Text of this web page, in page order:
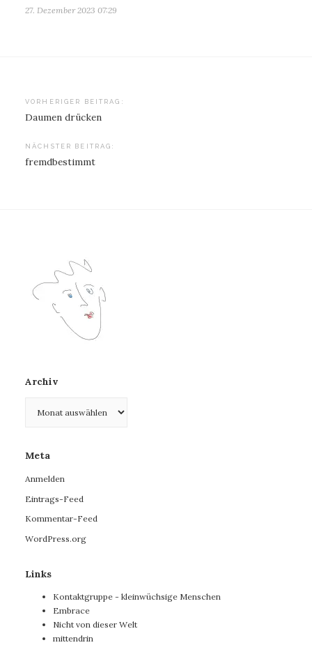
27. Dezember 2023 07:29
Beitragsnavigation
VORHERIGER BEITRAG:
Daumen drücken
NÄCHSTER BEITRAG:
fremdbestimmt
Archiv
Meta
Anmelden
Eintrags-Feed
Kommentar-Feed
WordPress.org
Links
Kontaktgruppe - kleinwüchsige Menschen
Embrace
Nicht von dieser Welt
mittendrin